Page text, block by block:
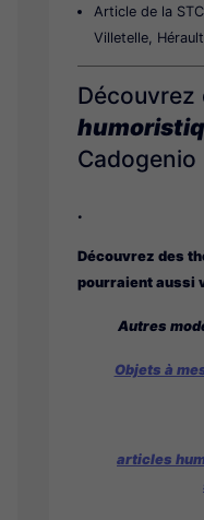
Article de la
Villetelle,
Cadogenio
.
Découvrez des
pourraient aussi
Autres
Objets à
articles